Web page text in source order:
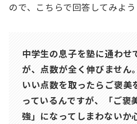
ので、こちらで回答してみよう
中学生の息子を塾に通わせ
が、点数が全く伸びません
いい点数を取ったらご褒美
っているんですが、「ご褒
強」になってしまわないか